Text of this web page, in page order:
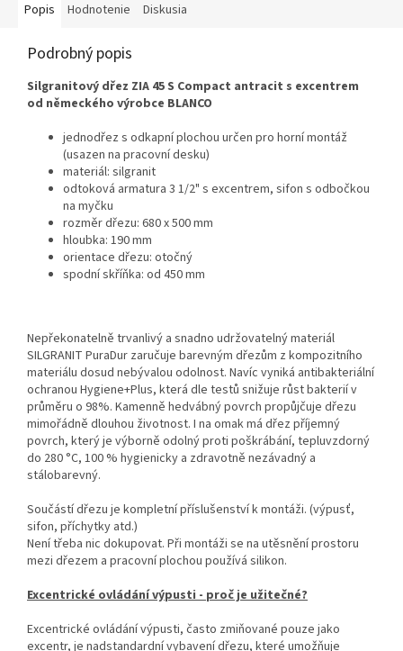
Popis Hodnotenie Diskusia
Podrobný popis
Silgranitový dřez ZIA 45 S Compact antracit s excentrem
od německého výrobce BLANCO
jednodřez s odkapní plochou určen pro horní montáž
(usazen na pracovní desku)
materiál: silgranit
odtoková armatura 3 1/2" s excentrem, sifon s odbočkou
na myčku
rozměr dřezu: 680 x 500 mm
hloubka: 190 mm
orientace dřezu: otočný
spodní skříňka: od 450 mm
Nepřekonatelně trvanlivý a snadno udržovatelný materiál
SILGRANIT PuraDur zaručuje barevným dřezům z kompozitního
materiálu dosud nebývalou odolnost. Navíc vyniká antibakteriální
ochranou Hygiene+Plus, která dle testů snižuje růst bakterií v
průměru o 98%. Kamenně hedvábný povrch propůjčuje dřezu
mimořádně dlouhou životnost. I na omak má dřez příjemný
povrch, který je výborně odolný proti poškrábání, tepluvzdorný
do 280 °C, 100 % hygienicky a zdravotně nezávadný a
stálobarevný.
Součástí dřezu je kompletní příslušenství k montáži. (výpusť,
sifon, příchytky atd.)
Není třeba nic dokupovat. Při montáži se na utěsnění prostoru
mezi dřezem a pracovní plochou používá silikon.
Excentrické ovládání výpusti - proč je užitečné?
Excentrické ovládání výpusti, často zmiňované pouze jako
excentr, je nadstandardní vybavení dřezu, které umožňuje